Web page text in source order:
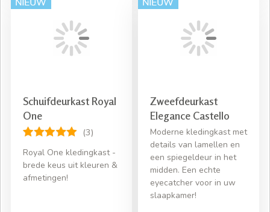
Schuifdeurkast Royal
One
(3)
Royal One kledingkast -
brede keus uit kleuren &
afmetingen!
Zweefdeurkast
Elegance Castello
Moderne kledingkast met
details van lamellen en
een spiegeldeur in het
midden. Een echte
eyecatcher voor in uw
slaapkamer!